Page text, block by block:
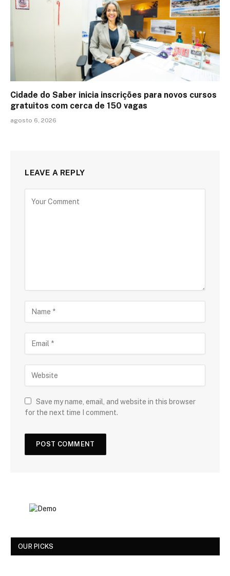
Cidade do Saber inicia inscrições para novos cursos
gratuitos com cerca de 150 vagas
agosto 6, 2026
LEAVE A REPLY
Save my name, email, and website in this browser
for the next time I comment.
OUR PICKS